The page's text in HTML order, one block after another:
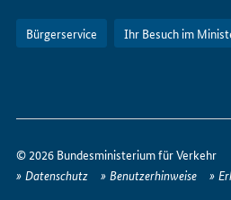
Bürgerservice Ihr Besuch im
erreichen
Sie
© 2026 Bundesministerium für Verkehr
Datenschutz
Benutzerhinweise